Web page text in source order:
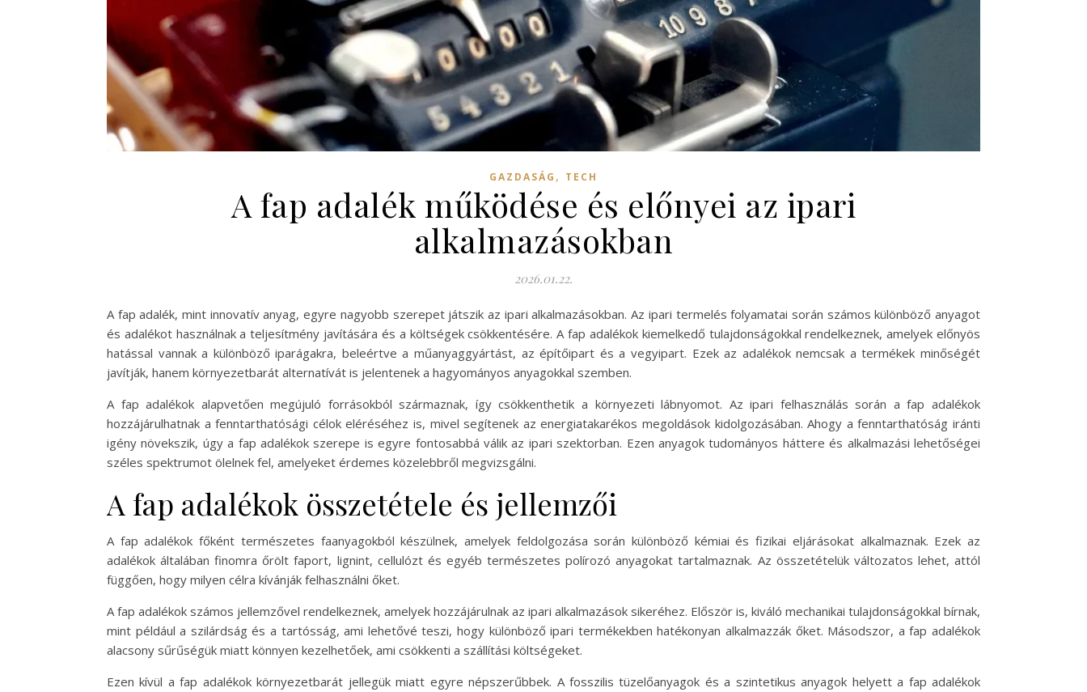
GAZDASÁG , TECH
A fap adalék működése és előnyei az ipari
alkalmazásokban
2026.01.22.
A fap adalék, mint innovatív anyag, egyre nagyobb szerepet játszik az ipari alkalmazásokban. Az ipari termelés folyamatai során számos különböző anyagot
és adalékot használnak a teljesítmény javítására és a költségek csökkentésére. A fap adalékok kiemelkedő tulajdonságokkal rendelkeznek, amelyek előnyös
hatással vannak a különböző iparágakra, beleértve a műanyaggyártást, az építőipart és a vegyipart. Ezek az adalékok nemcsak a termékek minőségét
javítják, hanem környezetbarát alternatívát is jelentenek a hagyományos anyagokkal szemben.
A fap adalékok alapvetően megújuló forrásokból származnak, így csökkenthetik a környezeti lábnyomot. Az ipari felhasználás során a fap adalékok
hozzájárulhatnak a fenntarthatósági célok eléréséhez is, mivel segítenek az energiatakarékos megoldások kidolgozásában. Ahogy a fenntarthatóság iránti
igény növekszik, úgy a fap adalékok szerepe is egyre fontosabbá válik az ipari szektorban. Ezen anyagok tudományos háttere és alkalmazási lehetőségei
széles spektrumot ölelnek fel, amelyeket érdemes közelebbről megvizsgálni.
A fap adalékok összetétele és jellemzői
A fap adalékok főként természetes faanyagokból készülnek, amelyek feldolgozása során különböző kémiai és fizikai eljárásokat alkalmaznak. Ezek az
adalékok általában finomra őrölt faport, lignint, cellulózt és egyéb természetes polírozó anyagokat tartalmaznak. Az összetételük változatos lehet, attól
függően, hogy milyen célra kívánják felhasználni őket.
A fap adalékok számos jellemzővel rendelkeznek, amelyek hozzájárulnak az ipari alkalmazások sikeréhez. Először is, kiváló mechanikai tulajdonságokkal bírnak,
mint például a szilárdság és a tartósság, ami lehetővé teszi, hogy különböző ipari termékekben hatékonyan alkalmazzák őket. Másodszor, a fap adalékok
alacsony sűrűségük miatt könnyen kezelhetőek, ami csökkenti a szállítási költségeket.
Ezen kívül a fap adalékok környezetbarát jellegük miatt egyre népszerűbbek. A fosszilis tüzelőanyagok és a szintetikus anyagok helyett a fap adalékok